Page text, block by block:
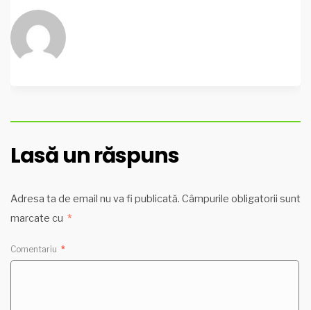
Lasă un răspuns
Adresa ta de email nu va fi publicată. Câmpurile obligatorii sunt
marcate cu *
Comentariu *